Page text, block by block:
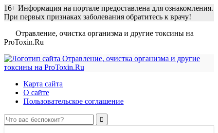
16+ Информация на портале предоставлена для ознакомления.
При первых признаках заболевания обратитесь к врачу!
Отравление, очистка организма и другие токсины на
ProToxin.Ru
Карта сайта
О сайте
Пользовательское соглашение